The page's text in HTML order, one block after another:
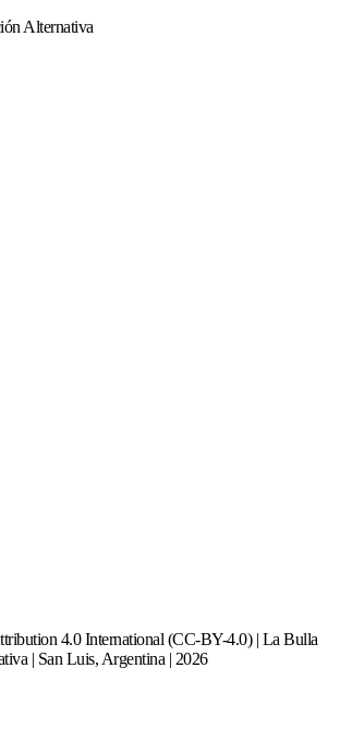
Alternativa
4.0 International (CC-BY-4.0) | La Bulla
| San Luis, Argentina | 2026